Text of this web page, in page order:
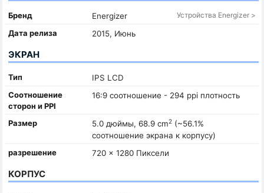
Бренд Energizer Устройства Energizer >
Дата релиза 2015, Июнь
ЭКРАН
Тип
IPS LCD
Соотношение
сторон и PPI
16:9 соотношение - 294 ppi плотность
Размер 5.0 дюймы, 68.9 cm2(~56.1%
соотношение экрана к корпусу)
разрешение
720 x 1280 Пиксели
КОРПУС